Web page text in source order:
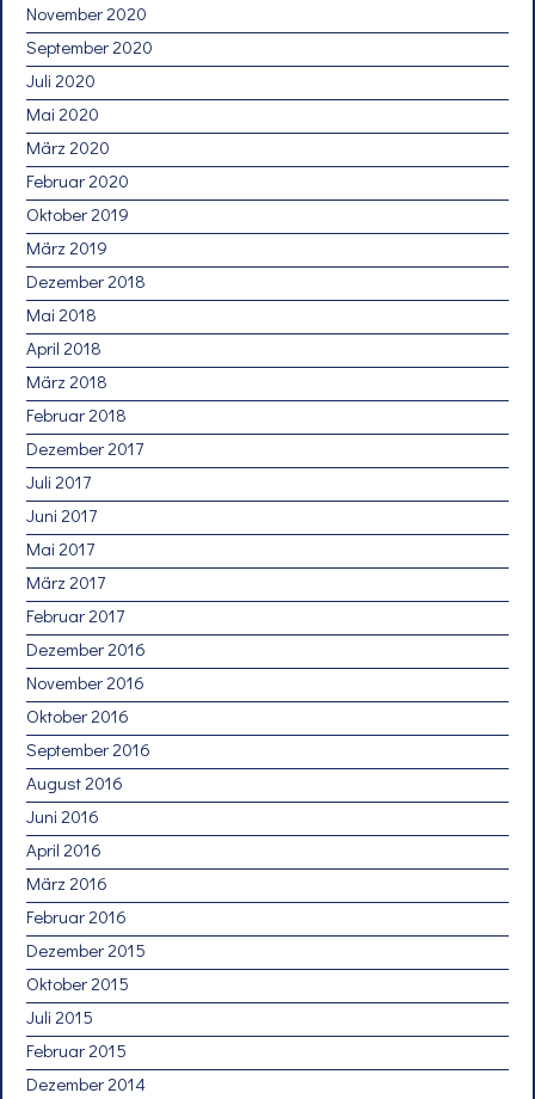
November 2020
September 2020
Juli 2020
Mai 2020
März 2020
Februar 2020
Oktober 2019
März 2019
Dezember 2018
Mai 2018
April 2018
März 2018
Februar 2018
Dezember 2017
Juli 2017
Juni 2017
Mai 2017
März 2017
Februar 2017
Dezember 2016
November 2016
Oktober 2016
September 2016
August 2016
Juni 2016
April 2016
März 2016
Februar 2016
Dezember 2015
Oktober 2015
Juli 2015
Februar 2015
Dezember 2014